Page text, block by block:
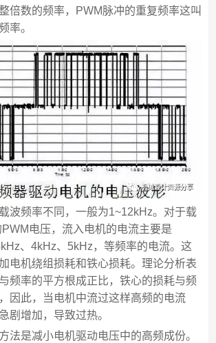
倍数的频率，PWM脉冲的重复频率这叫
率。
波频率不同，一般为1~12kHz。对于载
电压，流入电机的电流主要是
、4kHz、5kHz，等频率的电流。这
电机绕组损耗和铁心损耗。理论分析表
频率的平方根成正比，铁心的损耗与频
因此，当电机中流过这样高频的电流
剧增加，导致过热。
法是减小电机驱动电压中的高频成份。